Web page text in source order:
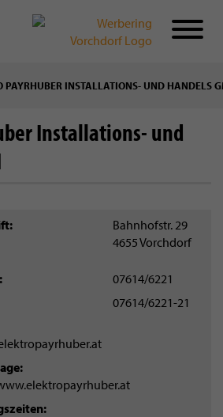
PAYRHUBER INSTALLATIONS- UND HANDELS
Installations- und
Bahnhofstr. 29
4655Vorchdorf
07614/6221
07614/6221-21